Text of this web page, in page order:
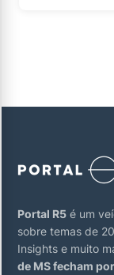
Portal R5 é um
sobre temas de
Insights e muito
de MS fecham